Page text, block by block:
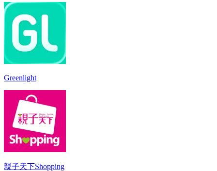
Greenlight
親子天下Shopping